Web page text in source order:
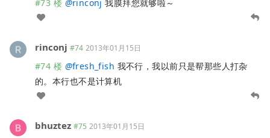
#73 楼 @rinconj 我膜拜您就够啦～
rinconj #74 2013年01月15日
#74 楼 @fresh_fish 我不行，我以前只是帮那些人打杂
的。本行也不是计算机
bhuztez #75 2013年01月15日